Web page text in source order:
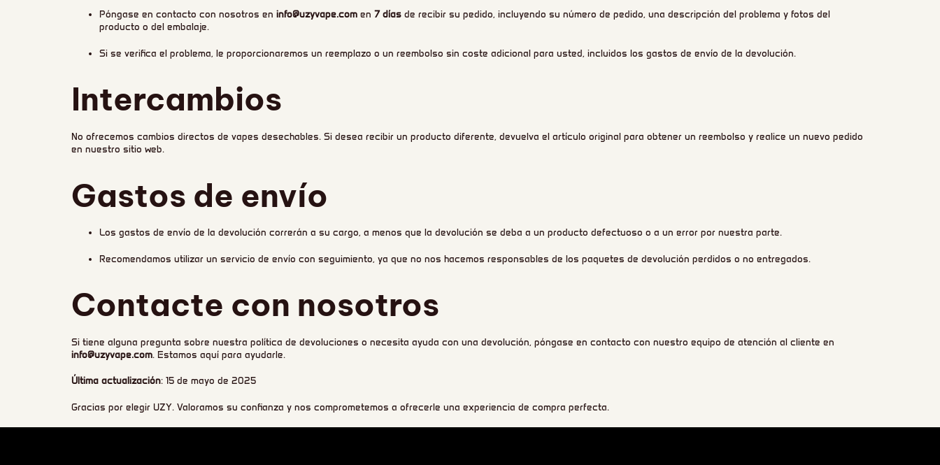
Póngase en contacto con nosotros en info@uzyvape.com en 7 días de recibir su pedido, incluyendo su número de pedido, una descripción del problema y fotos del
producto o del embalaje.
Si se verifica el problema, le proporcionaremos un reemplazo o un reembolso sin coste adicional para usted, incluidos los gastos de envío de la devolución.
Intercambios
No ofrecemos cambios directos de vapes desechables. Si desea recibir un producto diferente, devuelva el artículo original para obtener un reembolso y realice un nuevo pedido
en nuestro sitio web.
Gastos de envío
Los gastos de envío de la devolución correrán a su cargo, a menos que la devolución se deba a un producto defectuoso o a un error por nuestra parte.
Recomendamos utilizar un servicio de envío con seguimiento, ya que no nos hacemos responsables de los paquetes de devolución perdidos o no entregados.
Contacte con nosotros
Si tiene alguna pregunta sobre nuestra política de devoluciones o necesita ayuda con una devolución, póngase en contacto con nuestro equipo de atención al cliente en
info@uzyvape.com. Estamos aquí para ayudarle.
Última actualización: 15 de mayo de 2025
Gracias por elegir UZY. Valoramos su confianza y nos comprometemos a ofrecerle una experiencia de compra perfecta.